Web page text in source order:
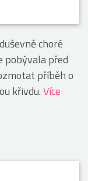
choré
pobývala před
příběh o
křivdu.Více